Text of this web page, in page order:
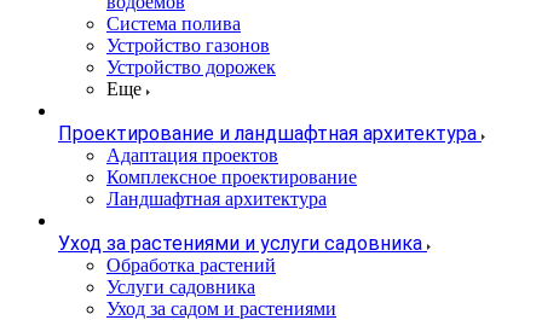
Система полива
Устройство газонов
Устройство дорожек
Еще
Проектирование и ландшафтная архитектура
Адаптация проектов
Комплексное проектирование
Ландшафтная архитектура
Уход за растениями и услуги садовника
Обработка растений
Услуги садовника
Уход за садом и растениями